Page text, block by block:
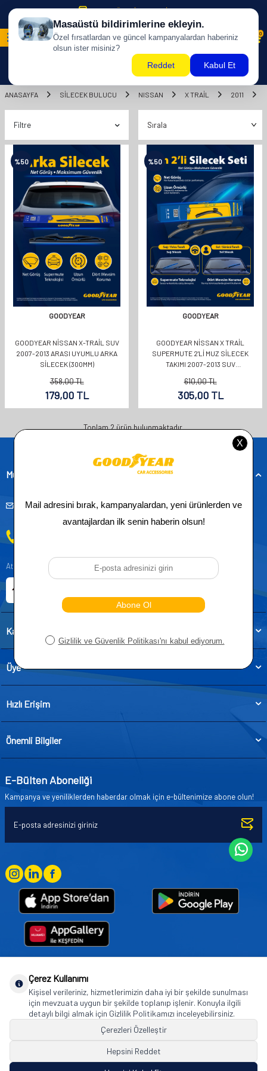
500 TL ÜZERİ KARGO BİZDEN !
0
ANASAYFA SILECEK BULUCU NISSAN X TRAİL 2011
Filtre
%50
GOODYEAR
GOODYEAR NISSAN X-TRAIL SUV
2007-2013 ARASI UYUMLU ARKA
SILECEK (300MM)
358,00TL
179,00 TL
%50
GOODYEAR
GOODYEAR NISSAN X TRAIL
SUPERMUTE 2'LI MUZ SILECEK
TAKIMI 2007-2013 SUV
610,00TL
305,00TL
Toplam2ürün bulunmaktadır.
Müşteri Hizmetleri
musteridestek@goodyearotoaksesuar.com.tr
Atatürk, Kıraç Mevkii, Orhan Veli Cd. D:No:19, 34522 Esenyurt/İstanbul
Kategoriler
Üye
Hızlı Erişim
Önemli Bilgiler
E-Bülten Aboneliği
Kampanya ve yeniliklerden haberdar olmak için e-bültenimize abone olun!
Goodyear (and Winged Foot Design) are trademarks of or licensed to The Goodyear
Tire & Rubber Company used under license by Basbug Group Company,
Istanbul/Türkiye. © 2026 The Goodyear Tire & Rubber Company.
Çerez Kullanımı
Kişisel verileriniz, hizmetlerimizin daha iyi bir şekilde sunulması
için mevzuata uygun bir şekilde toplanıp işlenir. Konuyla ilgili
detaylı bilgi almak için Gizlilik Politikamızı inceleyebilirsiniz.
Çerezleri Özelleştir
Hepsini Reddet